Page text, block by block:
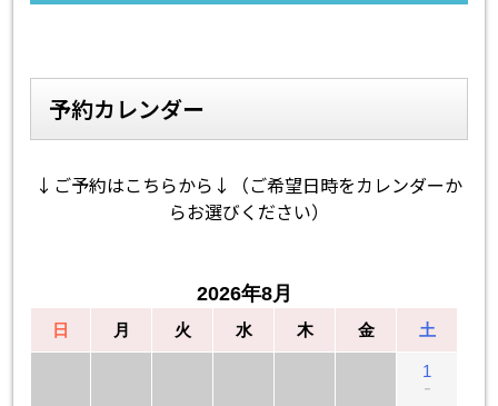
予約カレンダー
↓ご予約はこちらから↓（ご希望日時をカレンダーか
らお選びください）
2026年8月
日 月 火 水 木 金 土
1
－